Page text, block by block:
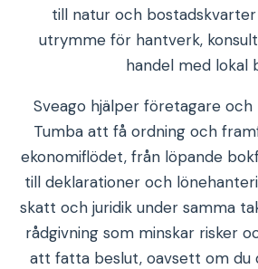
till natur och
utrymme för hantverk,
handel med lokal
Sveago hjälper företagare
Tumba att få ordning och
ekonomiflödet, från löpande
till deklarationer och
skatt och juridik under samma
rådgivning som minskar risker
att fatta beslut, oavsett om du